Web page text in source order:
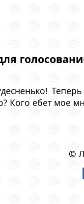
Кого ебет мое
©